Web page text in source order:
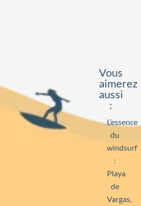
Vous
aimerez
aussi
:
L’essence
du
windsurf
:
Playa
de
Vargas,